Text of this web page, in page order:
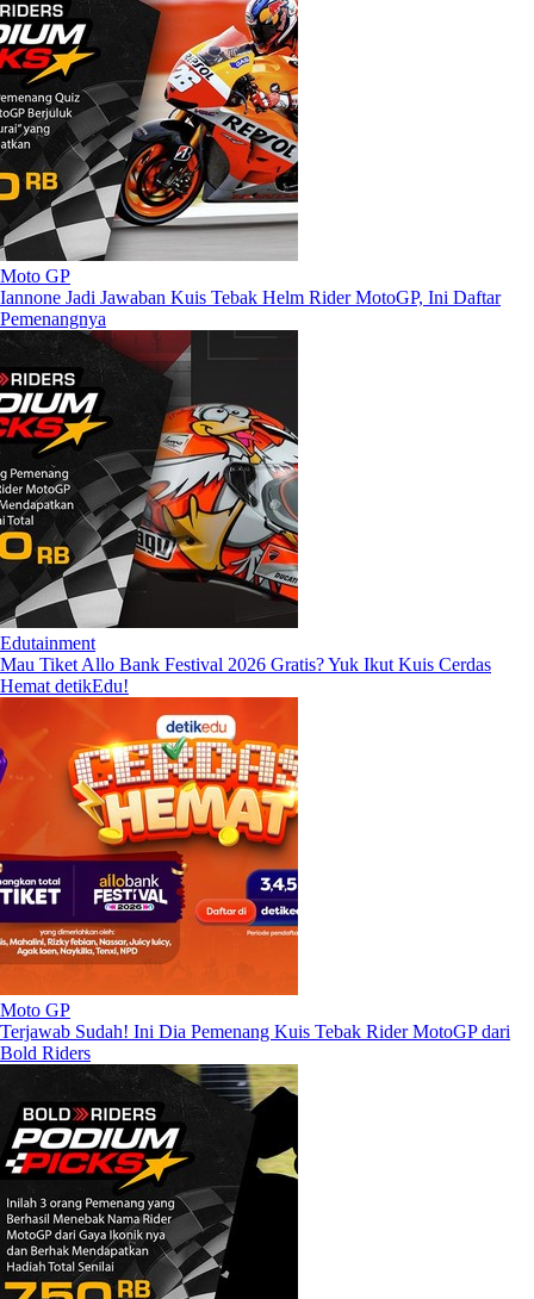
Moto GP
Iannone Jadi Jawaban Kuis Tebak Helm Rider MotoGP, Ini Daftar
Pemenangnya
Edutainment
Mau Tiket Allo Bank Festival 2026 Gratis? Yuk Ikut Kuis Cerdas
Hemat detikEdu!
Moto GP
Terjawab Sudah! Ini Dia Pemenang Kuis Tebak Rider MotoGP dari
Bold Riders